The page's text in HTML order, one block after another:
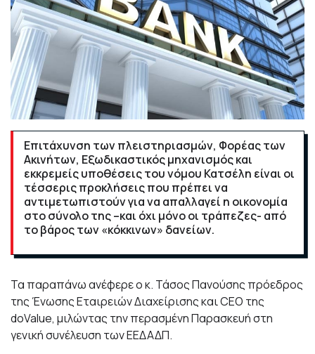
Επιτάχυνση των πλειστηριασμών, Φορέας των
Ακινήτων, Εξωδικαστικός μηχανισμός και
εκκρεμείς υποθέσεις του νόμου Κατσέλη είναι οι
τέσσερις προκλήσεις που πρέπει να
αντιμετωπιστούν για να απαλλαγεί η οικονομία
στο σύνολο της –και όχι μόνο οι τράπεζες- από
το βάρος των «κόκκινων» δανείων.
Τα παραπάνω ανέφερε ο κ. Τάσος Πανούσης πρόεδρος
της Ένωσης Εταιρειών Διαχείρισης και CEO της
doValue, μιλώντας την περασμένη Παρασκευή στη
γενική συνέλευση των ΕΕΔΑΔΠ.